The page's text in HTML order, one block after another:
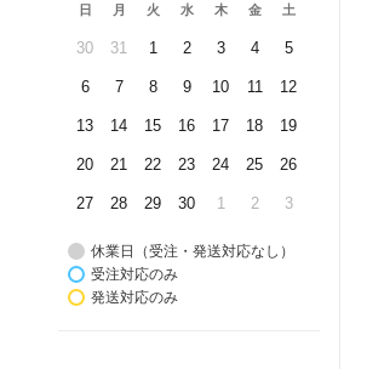
日 月 火 水 木 金 土
30 31 1 2 3 4 5
6 7 8 9 10 11 12
13 14 15 16 17 18 19
20 21 22 23 24 25 26
27 28 29 30 1 2 3
休業日（受注・発送対応なし）
受注対応のみ
発送対応のみ